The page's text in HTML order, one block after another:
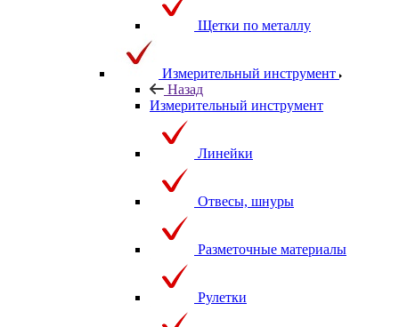
Щетки по металлу
Измерительный инструмент
Назад
Измерительный инструмент
Линейки
Отвесы, шнуры
Разметочные материалы
Рулетки